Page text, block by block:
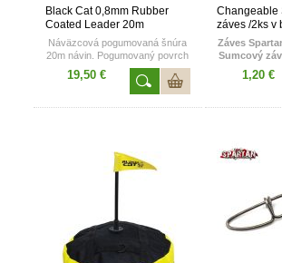
Black Cat 0,8mm Rubber
Coated Leader 20m
Náväzcová pogumovaná šnúra
20m návin. Pogumovaný povrch
v prípade potreby je možno aj
stiahnuť
Nosnosť 70kg
19,50 €
Changeable
záves /2ks v
Záves
Sumcový
olova pri
metódou
trhacom
vyvážanie o
systéme.
s
Uľahčuje a
krátke či
1,20 €